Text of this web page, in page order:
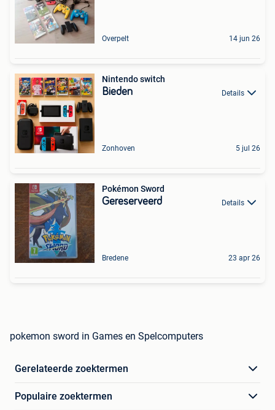
Overpelt 14 jun 26
Nintendo switch
Bieden Details
Zonhoven 5 jul 26
Pokémon Sword
Gereserveerd Details
Bredene 23 apr 26
pokemon sword in Games en Spelcomputers
Gerelateerde zoektermen
Populaire zoektermen